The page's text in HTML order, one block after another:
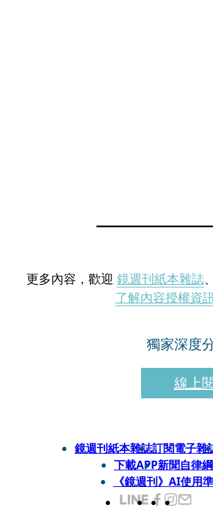
更多內容，歡迎 鏡週刊紙本雜誌、
了解內容授權資
獨家深度
線上
鏡週刊紙本雜誌訂閱電子雜
下載APP新聞自律
《鏡週刊》AI使用